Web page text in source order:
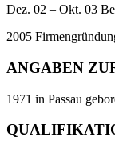
Dez. 02 – Okt. 03
2005
ANGABEN
1971 in Passau